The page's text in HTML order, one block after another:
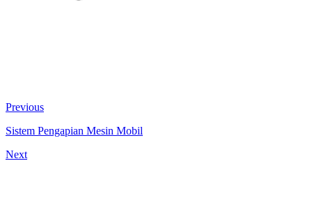
Previous
Sistem Pengapian Mesin Mobil
Next